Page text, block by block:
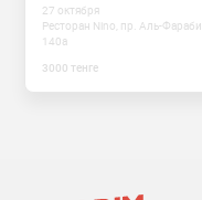
27 октября
Ресторан Nino, пр. Аль-Фараби,
140а
3000 тенге